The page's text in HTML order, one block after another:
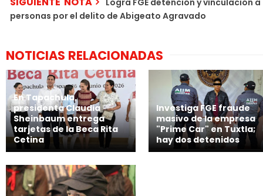
Logra FGE detención y vinculación
personas por el delito de Abigeato Agravado
NOTICIAS RELACIONADAS
En Tapachula,
presidenta Claudia
Sheinbaum entrega
tarjetas de la Beca Rita
Cetina
Investiga FGE fraude
masivo de la empresa
"Prime Car" en Tuxtla;
hay dos detenidos